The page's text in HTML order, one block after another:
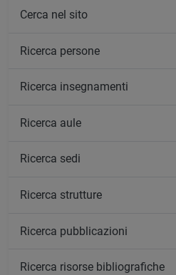
Cerca nel sito
Ricerca persone
Ricerca insegnamenti
Ricerca aule
Ricerca sedi
Ricerca strutture
Ricerca pubblicazioni
Ricerca risorse bibliografiche